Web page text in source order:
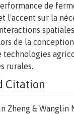
de
l'accent sur la
de la
technologies
rurales.
Citation
Zheng & Wanglin